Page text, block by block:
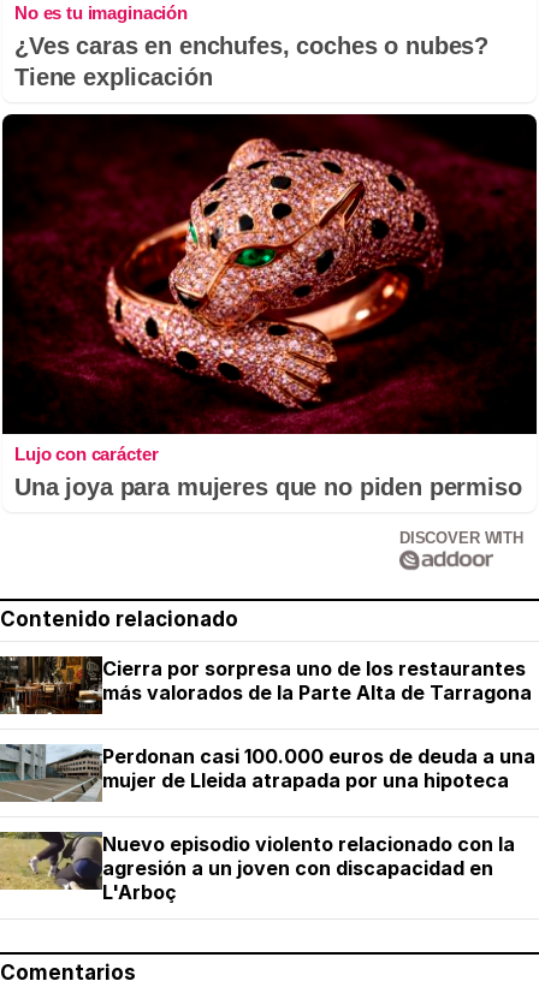
No es tu imaginación
¿Ves caras en enchufes, coches o nubes?
Tiene explicación
Lujo con carácter
Una joya para mujeres que no piden permiso
DISCOVER WITH
Contenido relacionado
Cierra por sorpresa uno de los restaurantes
más valorados de la Parte Alta de Tarragona
Perdonan casi 100.000 euros de deuda a una
mujer de Lleida atrapada por una hipoteca
Nuevo episodio violento relacionado con la
agresión a un joven con discapacidad en
L'Arboç
Comentarios